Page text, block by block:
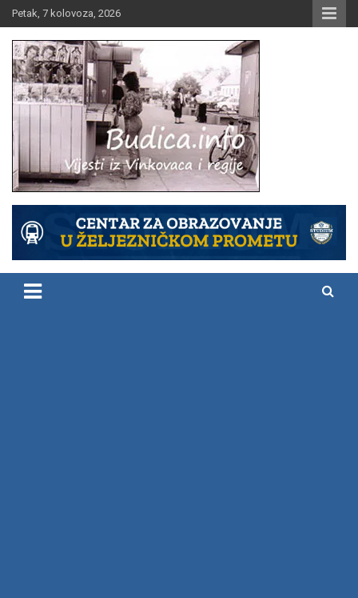
Skip
to
content
Petak, 7 kolovoza, 2026
Budica.info